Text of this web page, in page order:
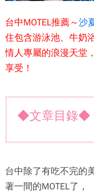
台中MOTEL推薦～沙
住包含游泳池、牛奶
情人專屬的浪漫天堂
享受！
◆文章目錄◆
台中除了有吃不完的
著一間的MOTEL了，